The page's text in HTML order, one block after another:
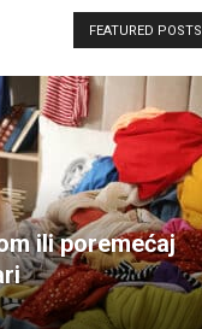
FEATURED POSTS
ili poremećaj